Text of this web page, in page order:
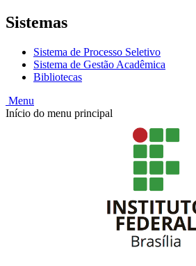
Sistemas
Sistema de Processo Seletivo
Sistema de Gestão Acadêmica
Bibliotecas
Menu
Início do menu principal